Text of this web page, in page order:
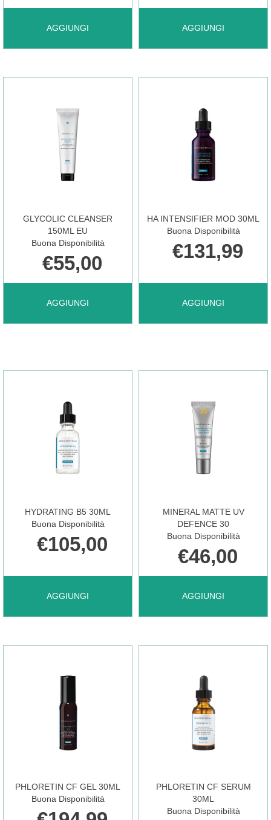
AGGIUNGI
AGGIUNGI GENTLE
190ML AL
CARRELLO
AGGIUNGI
AGGIUNGI GLYCOLIC
OVERNIGHT AL
GLYCOLIC CLEANSER
150ML EU
Buona Disponibilità
€55,00
AGGIUNGI
AGGIUNGI GLYCOLIC
CARRELLO
HA INTENSIFIER MOD 30ML
Buona Disponibilità
€131,99
AGGIUNGI
AGGIUNGI HA
CARRELLO
HYDRATING B5 30ML
Buona Disponibilità
€105,00
AGGIUNGI
AGGIUNGI HYDRATING
CARRELLO
MINERAL MATTE UV
DEFENCE 30
Buona Disponibilità
€46,00
AGGIUNGI
AGGIUNGI MINERAL
DEFENCE
CARRELLO
PHLORETIN CF GEL 30ML
Buona Disponibilità
PHLORETIN CF SERUM
30ML
Buona Disponibilità